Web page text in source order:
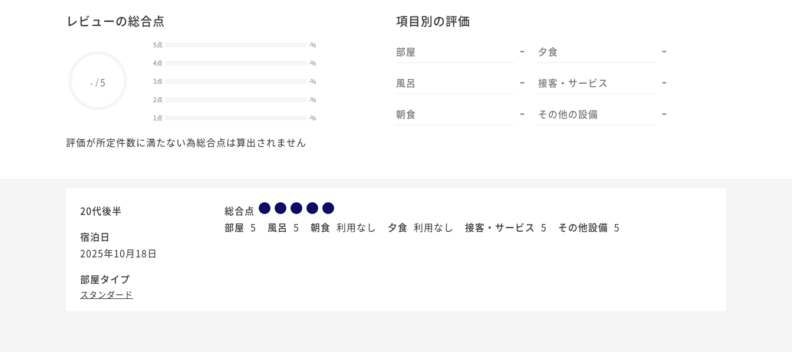
レビューの総合点
- /5
5点 -%
4点 -%
3点 -%
2点 -%
1点 -%
評価が所定件数に満たない為総合点は算出されません
項目別の評価
部屋 -
風呂 -
朝食 -
夕食 -
接客・サービス -
その他の設備 -
20代後半
宿泊日
2025年10月18日
部屋タイプ
スタンダード
総合点
部屋 5 風呂 5 朝食 利用なし 夕食 利用なし 接客・サービス 5 その他設備 5